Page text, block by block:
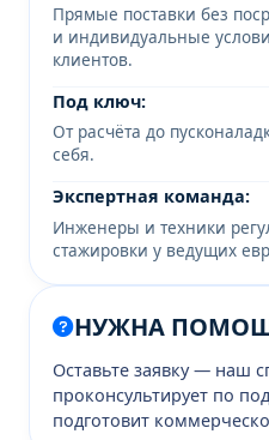
Прямые поставки без
и индивидуальные
клиентов.
Под ключ:
От расчёта до
себя.
Экспертная команда:
Инженеры и техники
стажировки у ведущих
НУЖНА
Оставьте заявку — наш
проконсультирует по
подготовит